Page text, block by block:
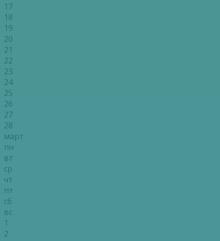
17
18
19
20
21
22
23
24
25
26
27
28
март
пн
вт
ср
чт
пт
сб
вс
1
2